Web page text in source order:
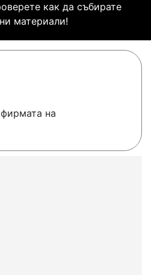
как да събирате
материали!
на